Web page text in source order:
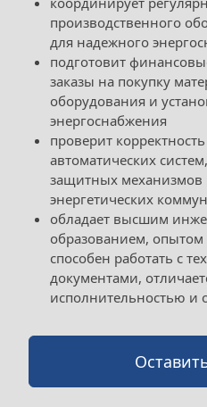
производственного
для надежного
подготовит
заказы на покупку
оборудования и
энергоснабжения
проверит
автоматических
защитных механизмов
энергетических
обладает высшим
образованием, опытом
способен работать с
документами,
исполнительностью и